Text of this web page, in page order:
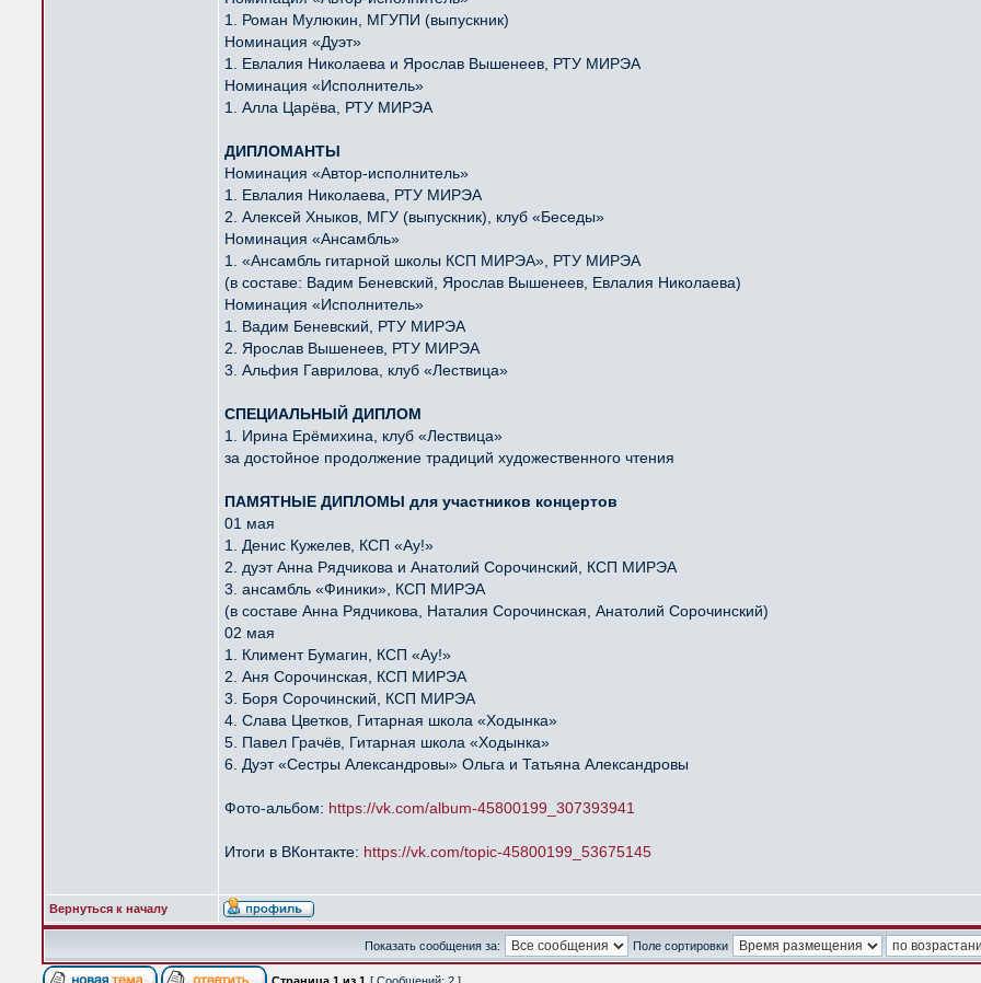
1. Роман Мулюкин, МГУПИ (выпускник)
Номинация «Дуэт»
1. Евлалия Николаева и Ярослав Вышенеев, РТУ МИРЭА
Номинация «Исполнитель»
1. Алла Царёва, РТУ МИРЭА
ДИПЛОМАНТЫ
Номинация «Автор-исполнитель»
1. Евлалия Николаева, РТУ МИРЭА
2. Алексей Хныков, МГУ (выпускник), клуб «Беседы»
Номинация «Ансамбль»
1. «Ансамбль гитарной школы КСП МИРЭА», РТУ МИРЭА
(в составе: Вадим Беневский, Ярослав Вышенеев, Евлалия Николаева)
Номинация «Исполнитель»
1. Вадим Беневский, РТУ МИРЭА
2. Ярослав Вышенеев, РТУ МИРЭА
3. Альфия Гаврилова, клуб «Лествица»
СПЕЦИАЛЬНЫЙ ДИПЛОМ
1. Ирина Ерëмихина, клуб «Лествица»
за достойное продолжение традиций художественного чтения
ПАМЯТНЫЕ ДИПЛОМЫ для участников концертов
01 мая
1. Денис Кужелев, КСП «Ау!»
2. дуэт Анна Рядчикова и Анатолий Сорочинский, КСП МИРЭА
3. ансамбль «Финики», КСП МИРЭА
(в составе Анна Рядчикова, Наталия Сорочинская, Анатолий Сорочинский)
02 мая
1. Климент Бумагин, КСП «Ау!»
2. Аня Сорочинская, КСП МИРЭА
3. Боря Сорочинский, КСП МИРЭА
4. Слава Цветков, Гитарная школа «Ходынка»
5. Павел Грачёв, Гитарная школа «Ходынка»
6. Дуэт «Сестры Александровы» Ольга и Татьяна Александровы
Фото-альбом: https://vk.com/album-45800199_307393941
Итоги в ВКонтакте: https://vk.com/topic-45800199_53675145
Вернуться к началу
Показать сообщения за: Поле сортировки